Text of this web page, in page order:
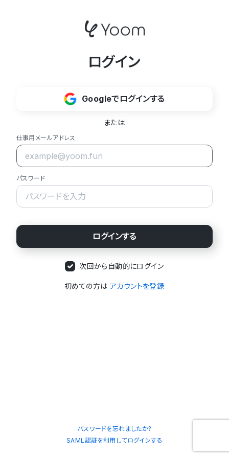
ログイン
Googleでログインする
または
仕事用メールアドレス
パスワード
次回から自動的にログイン
初めての方は アカウントを登録
パスワードを忘れましたか?
SAML認証を利用してログインする